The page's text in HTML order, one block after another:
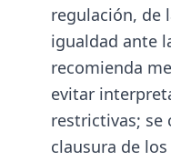
regulación, de
igualdad ante
recomienda
evitar
restrictivas; se
clausura de